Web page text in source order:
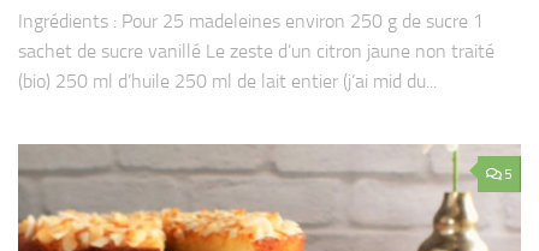
Ingrédients : Pour 25 madeleines environ 250 g de sucre 1
sachet de sucre vanillé Le zeste d’un citron jaune non traité
(bio) 250 ml d’huile 250 ml de lait entier (j’ai mid du...
5